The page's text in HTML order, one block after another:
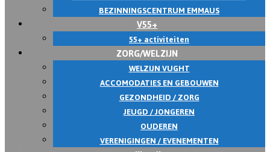
BEZINNINGSCENTRUM EMMAUS
V55+
55+ activiteiten
ZORG/WELZIJN
WELZIJN VUGHT
ACCOMODATIES EN GEBOUWEN
GEZONDHEID / ZORG
JEUGD / JONGEREN
OUDEREN
VERENIGINGEN / EVENEMENTEN